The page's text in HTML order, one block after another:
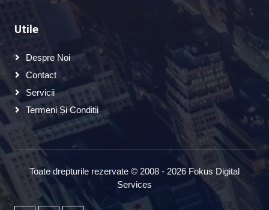
Utile
Despre Noi
Contact
Servicii
Termeni Și Conditii
Toate drepturile rezervate © 2008 - 2026 Fokus Digital
Services